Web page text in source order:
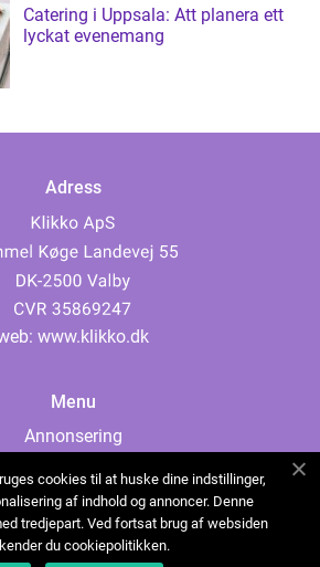
Catering i Uppsala: Att planera ett
lyckat evenemang
Adress
www.klikko.dk
Menu
Annonsering
Cookies
Kontakta oss
Sitemap
cookies til at huske dine indstillinger,
af indhold og annoncer. Denne
tredjepart. Ved fortsat brug af websiden
du cookiepolitikken.